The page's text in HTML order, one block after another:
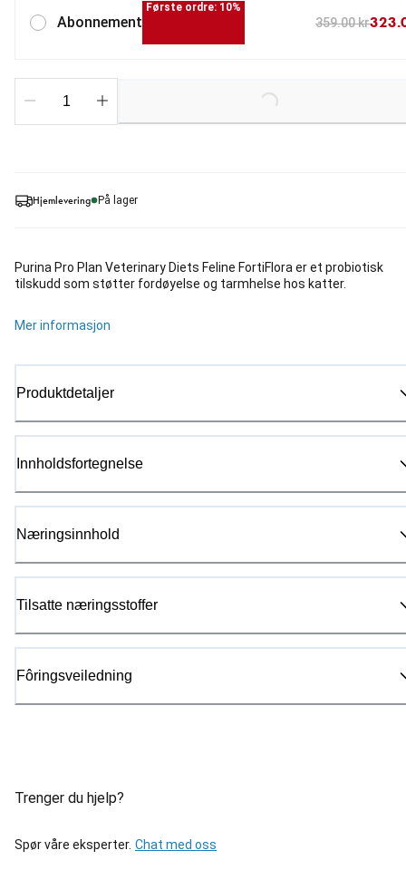
Hjemlevering På lager
Purina Pro Plan Veterinary Diets Feline FortiFlora er et probiotisk
tilskudd som støtter fordøyelse og tarmhelse hos katter.
Mer informasjon
Produktdetaljer
Innholdsfortegnelse
Næringsinnhold
Tilsatte næringsstoffer
Fôringsveiledning
Trenger du hjelp?
Spør våre eksperter. Chat med oss
Abonnement
Første ordre: 10%
359.00 kr
Loading...